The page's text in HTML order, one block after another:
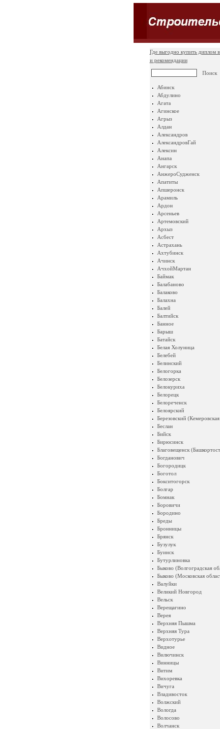
Где выгодно купить диплом
и рекомендации
Абинск
Абдулино
Агата
Агинское
Агрыз
Алдан
Александров
АлександровГай
Алексин
Анапа
Ангарск
АнжероСудженск
Апатиты
Апшеронск
Арамиль
Ардон
Арсеньев
Артемовский
Архыз
Асбест
Астрахань
Ахтубинск
Ачинск
АчхойМартан
Баймак
Балабаново
Балаково
Балахна
Балей
Балтийск
Банное
Барыш
Батайск
Белая Холуница
Белебей
Белинский
Белогорка
Белозерск
Белокуриха
Белорецк
Белореченск
Белоярский
Березовский
Беслан
Бийск
Бирюсинск
Благовещенск
Богданович
Богородицк
Боготол
Бокситогорск
Болгар
Бомнак
Боровичи
Бородино
Бреды
Бронницы
Брянск
Бузулук
Буинск
Бутурлиновка
Быково (Волгоградская
Быково (Московская
Валуйки
Великий Новгород
Вельск
Верещагино
Верея
Верхняя Пышма
Верхняя Тура
Верхотурье
Видное
Вилючинск
Винницы
Витим
Вихоревка
Вичуга
Владивосток
Волжский
Вологда
Волосово
Волчанск